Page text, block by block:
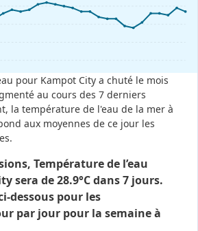
pour Kampot City a chuté le mois
au cours des 7 derniers
la température de l'eau de la mer à
aux moyennes de ce jour les
Température de l’eau
sera de 28.9°C dans 7 jours.
dessous pour les
par jour pour la semaine à